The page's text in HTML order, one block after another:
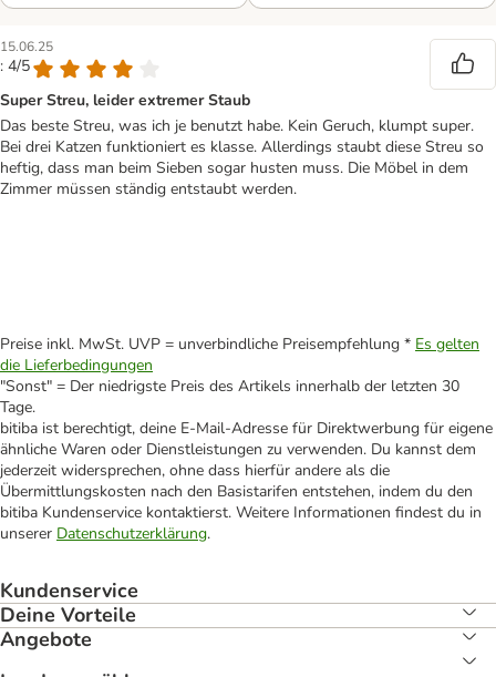
15.06.25
: 4/5
Super Streu, leider extremer Staub
Das beste Streu, was ich je benutzt habe. Kein Geruch, klumpt super.
Bei drei Katzen funktioniert es klasse. Allerdings staubt diese Streu so
heftig, dass man beim Sieben sogar husten muss. Die Möbel in dem
Zimmer müssen ständig entstaubt werden.
Preise inkl. MwSt. UVP = unverbindliche Preisempfehlung * Es gelten
die Lieferbedingungen
"Sonst" = Der niedrigste Preis des Artikels innerhalb der letzten 30
Tage.
bitiba ist berechtigt, deine E-Mail-Adresse für Direktwerbung für eigene
ähnliche Waren oder Dienstleistungen zu verwenden. Du kannst dem
jederzeit widersprechen, ohne dass hierfür andere als die
Übermittlungskosten nach den Basistarifen entstehen, indem du den
bitiba Kundenservice kontaktierst. Weitere Informationen findest du in
unserer Datenschutzerklärung.
Kundenservice
Deine Vorteile
Angebote